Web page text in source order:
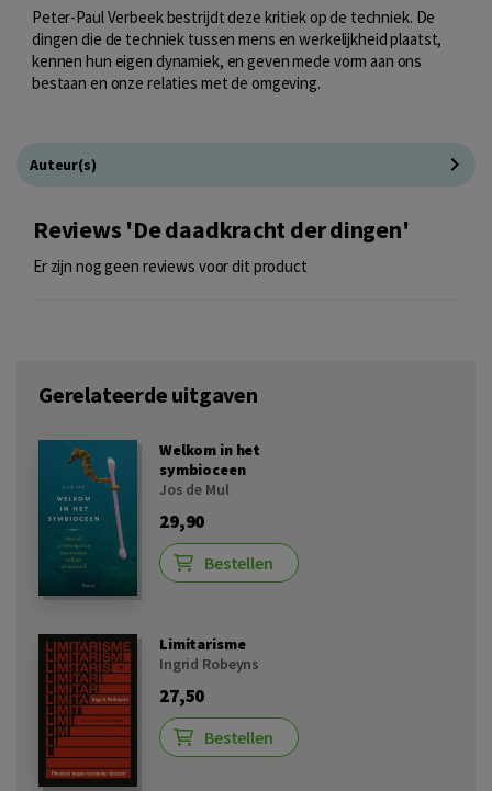
Peter-Paul Verbeek bestrijdt deze kritiek op de techniek. De
dingen die de techniek tussen mens en werkelijkheid plaatst,
kennen hun eigen dynamiek, en geven mede vorm aan ons
bestaan en onze relaties met de omgeving.
Auteur(s)
Reviews 'De daadkracht der dingen'
Er zijn nog geen reviews voor dit product
Gerelateerde uitgaven
Welkom in het
symbioceen
Jos de Mul
29,90
Bestellen
Limitarisme
Ingrid Robeyns
27,50
Bestellen